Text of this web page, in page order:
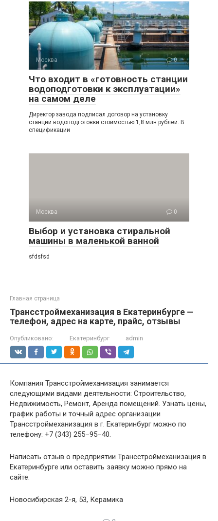
Москва 0
Что входит в «готовность станции
водоподготовки к эксплуатации»
на самом деле
Директор завода подписал договор на установку
станции водоподготовки стоимостью 1,8 млн рублей. В
спецификации
Москва 0
Выбор и установка стиральной
машины в маленькой ванной
sfdsfsd
Главная страница
Трансстроймеханизация в Екатеринбурге —
телефон, адрес на карте, прайс, отзывы
Опубликовано: Екатеринбург admin
Компания Трансстроймеханизация занимается
следующими видами деятельности: Строительство,
Недвижимость, Ремонт, Аренда помещений. Узнать цены,
график работы и точный адрес организации
Трансстроймеханизация в г. Екатеринбург можно по
телефону: +7 (343) 255–95–40.
Написать отзыв о предприятии Трансстроймеханизация в
Екатеринбурге или оставить заявку можно прямо на
сайте.
Новосибирская 2-я, 53, Керамика